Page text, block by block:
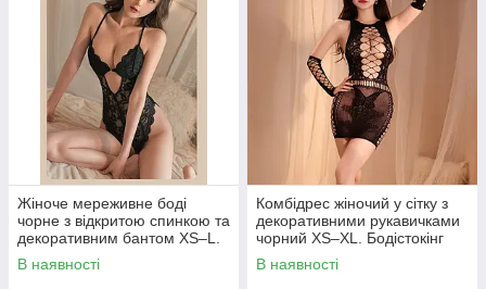
Жіноче мереживне боді
чорне з відкритою спинкою та
декоративним бантом XS–L.
Елегантне боді з глибоким V-
подібним вирізом
В наявності
Комбідрес жіночий у сітку з
декоративними рукавичками
чорний XS–XL. Бодістокінг
жіночий еластичний із
ажурним візерунком
В наявності